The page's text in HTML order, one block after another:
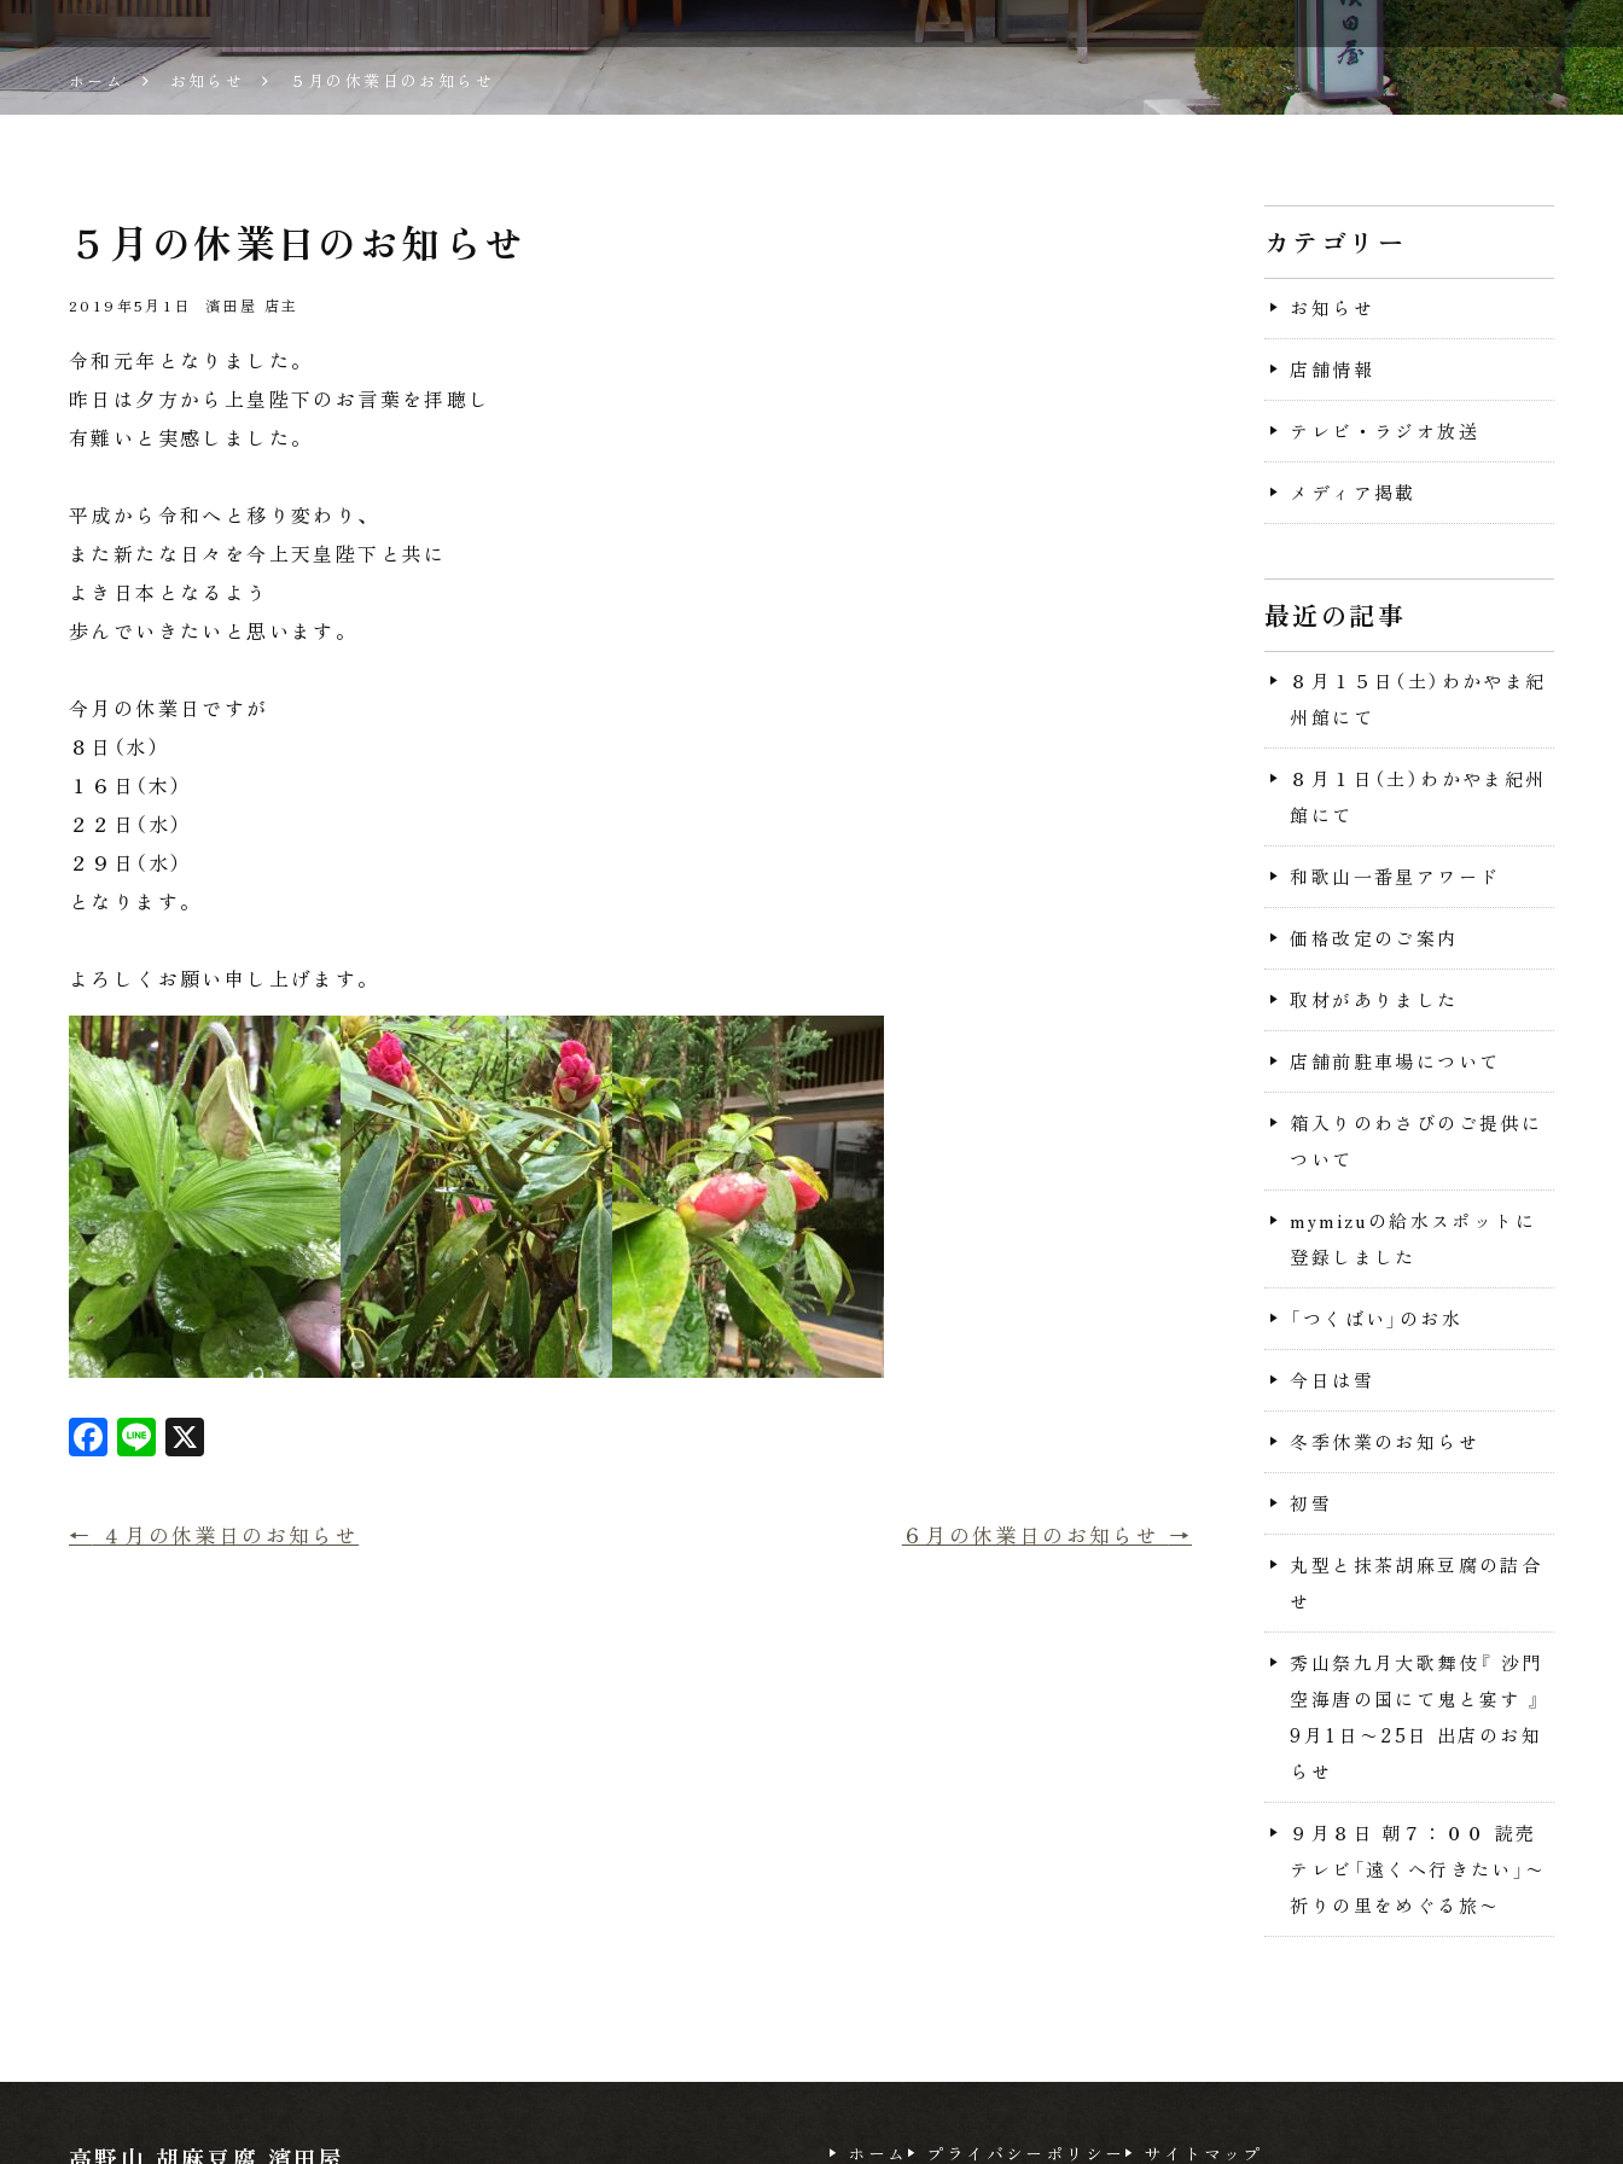
腐 濱
田屋
サイ
ト
ホーム お知らせ ５月の休業日のお知らせ
５月の休業日のお知らせ
2019年5月1日 濱田屋 店主
令和元年となりました。
昨日は夕方から上皇陛下のお言葉を拝聴し
有難いと実感しました。
平成から令和へと移り変わり、
また新たな日々を今上天皇陛下と共に
よき日本となるよう
歩んでいきたいと思います。
今月の休業日ですが
８日（水）
１６日（木）
２２日（水）
２９日（水）
となります。
よろしくお願い申し上げます。
F
a
c
e
L
in
e
← ４月の休業日のお知らせ ６月の休業日のお知らせ →
カテゴリー
お知らせ
店舗情報
テレビ・ラジオ放送
メディア掲載
最近の記事
８月１５日（土）わかやま紀
州館にて
８月１日（土）わかやま紀州
館にて
和歌山一番星アワード
価格改定のご案内
取材がありました
店舗前駐車場について
箱入りのわさびのご提供に
ついて
mymizuの給水スポットに
登録しました
「つくばい」のお水
今日は雪
冬季休業のお知らせ
初雪
丸型と抹茶胡麻豆腐の詰合
せ
秀山祭九月大歌舞伎『 沙門
空海唐の国にて鬼と宴す 』
9月1日〜25日 出店のお知
らせ
９月８日 朝７：００ 読売
テレビ「遠くへ行きたい」〜
祈りの里をめぐる旅〜
高野山 胡麻豆腐 濱田屋 ホーム プライバシーポリシー サイトマップ